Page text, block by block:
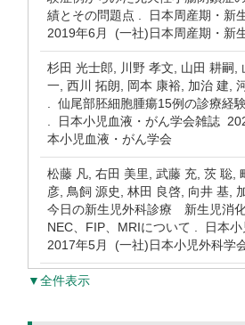
績とその問題点 . 日本周産期・新
2019年6月 (一社)日本周産期・新
杉田 光士郎, 川野 孝文, 山田 耕嗣,
一, 西川 拓朗, 岡本 康裕, 加治 建,
. 仙尾部胚細胞腫瘍15例の診療経
. 日本小児血液・がん学会雑誌
本小児血液・がん学会
松藤 凡, 右田 美里, 武藤 充, 茨 聡,
彦, 鳥飼 源史, 林田 良啓, 向井 基,
今日の新生児外科診療 新生児消
NEC、FIP、MRIについて . 日本
2017年5月 (一社)日本小児外科学
▼全件表示